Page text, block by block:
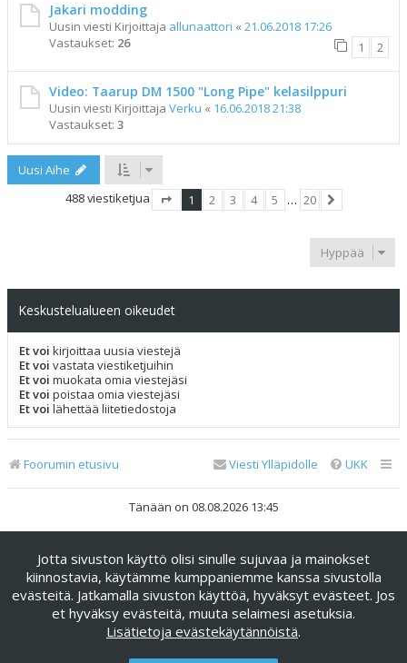
Jakari modding
Uusin viesti Kirjoittaja allunaattori « 21.06.2018 17:26
Vastaukset: 26 1 2
Video: Taarup DM 1500 "Long Pipe" kelasilppuri
Uusin viesti Kirjoittaja Verku « 16.06.2018 21:38
Vastaukset: 3
Uusi Aihe
488 viestiketjua
1 2 3 4 5 … 20
Hyppää
Keskustelualueen oikeudet
Et voi kirjoittaa uusia viestejä
Et voi vastata viestiketjuihin
Et voi muokata omia viestejäsi
Et voi poistaa omia viestejäsi
Et voi lähettää liitetiedostoja
Foorumin etusivu UKK
Viesti Ylläpidolle
Tänään on 08.08.2026 13:45
phpBB Limited
Käännös: phpBB Suomi (lurttinen, harritapio, Pettis)
phpBB Metro Theme by PixelGoose Studio
Yksityisyys|Ehdot
Jotta sivuston käyttö olisi sinulle sujuvaa ja mainokset
kiinnostavia, käytämme kumppaniemme kanssa sivustolla
evästeitä. Jatkamalla sivuston käyttöä, hyväksyt evästeet. Jos
et hyväksy evästeitä, muuta selaimesi asetuksia.
Lisätietoja evästekäytännöistä.